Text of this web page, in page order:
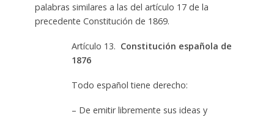
palabras similares a las del artículo 17 de la
precedente Constitución de 1869.
Artículo 13. Constitución española de
1876
Todo español tiene derecho:
– De emitir libremente sus ideas y